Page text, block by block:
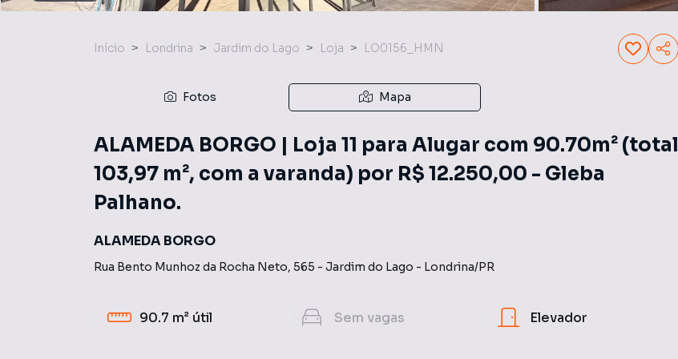
Início Londrina Jardim do Lago Loja LO0156_HMN
Fotos Mapa
ALAMEDA BORGO | Loja 11 para Alugar com 90.70m² (total
103,97 m², com a varanda) por R$ 12.250,00 - Gleba
Palhano.
ALAMEDA BORGO
Rua Bento Munhoz da Rocha Neto, 565 - Jardim do Lago - Londrina/PR
90.7 m² útil Sem vagas Elevador